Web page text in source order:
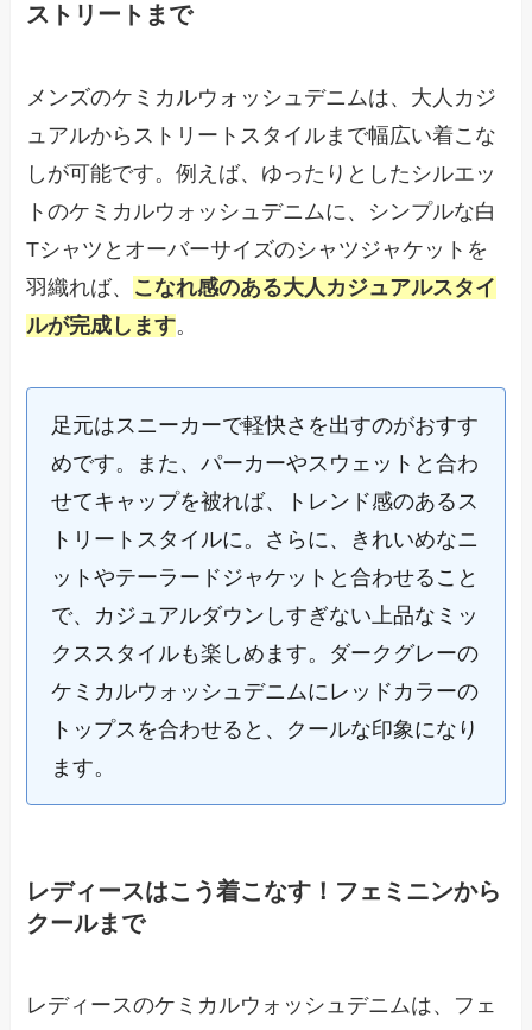
ストリートまで
メンズのケミカルウォッシュデニムは、大人カジ
ュアルからストリートスタイルまで幅広い着こな
しが可能です。例えば、ゆったりとしたシルエッ
トのケミカルウォッシュデニムに、シンプルな白
Tシャツとオーバーサイズのシャツジャケットを
羽織れば、 こなれ感のある大人カジュアルスタイ
ルが完成します。
足元はスニーカーで軽快さを出すのがおすす
めです。また、パーカーやスウェットと合わ
せてキャップを被れば、トレンド感のあるス
トリートスタイルに。さらに、きれいめなニ
ットやテーラードジャケットと合わせること
で、カジュアルダウンしすぎない上品なミッ
クススタイルも楽しめます。ダークグレーの
ケミカルウォッシュデニムにレッドカラーの
トップスを合わせると、クールな印象になり
ます。
レディースはこう着こなす！フェミニンから
クールまで
レディースのケミカルウォッシュデニムは、フェ